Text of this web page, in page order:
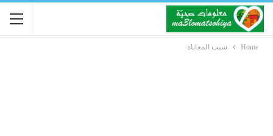
Home سبب المعاناة